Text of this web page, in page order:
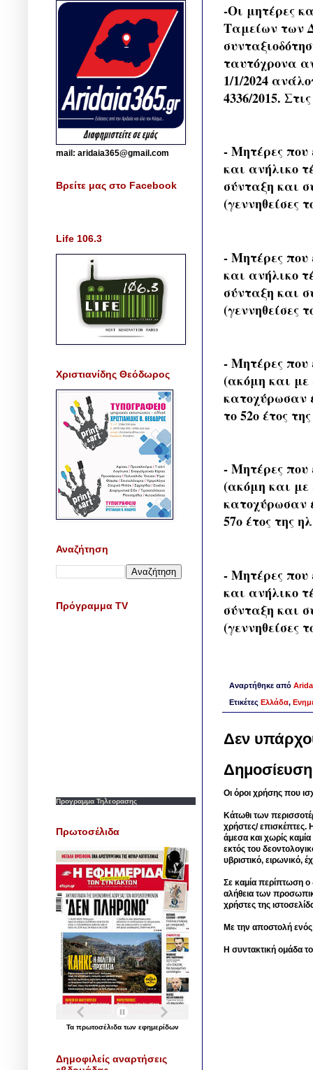
-Οι μητέρες
Ταμείων των
ταυτόχρονα
1/1/2024
4336/2015.
- Μητέρες που
και ανήλικο
σύνταξη και
(γεννηθείσες
- Μητέρες που
και ανήλικο
σύνταξη και
(γεννηθείσες
- Μητέρες που
(ακόμη και
κατοχύρωσαν
το 52ο έτος
- Μητέρες που
(ακόμη και
κατοχύρωσαν
57ο έτος της
- Μητέρες που
και ανήλικο
σύνταξη και
(γεννηθείσες
Αναρτήθηκε από
Ετικέτες Ελλάδα,
Δεν
Οι όροι χρήσης που
Κάτωθι των
χρήστες/ επισκέπτες.
άμεσα και χωρίς
εκτός του
υβριστικό, ειρωνικό,
Σε καμία περίπτωση ο
αλήθεια των
χρήστες της
Με την αποστολή
Η συντακτική ομάδα
mail: aridaia365@gmail.com
Βρείτε μας στο Facebook
Life 106.3
Χριστιανίδης Θεόδωρος
Αναζήτηση
Πρόγραμμα TV
Προγραμμα Τηλεορασης
Πρωτοσέλιδα
Τα πρωτοσέλιδα των εφημερίδων
Δημοφιλείς αναρτήσεις